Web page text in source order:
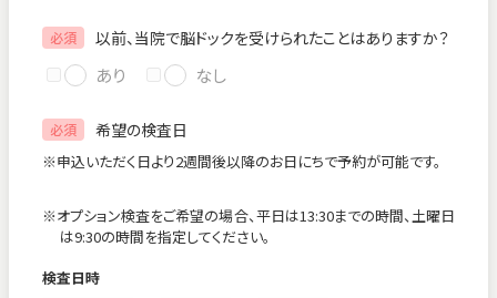
必須 以前、当院で脳ドックを受けられたことはありますか？
あり なし
必須 希望の検査日
※申込いただく日より2週間後以降のお日にちで予約が可能です。
※オプション検査をご希望の場合、平日は13:30までの時間、土曜日
は9:30の時間を指定してください。
検査日時